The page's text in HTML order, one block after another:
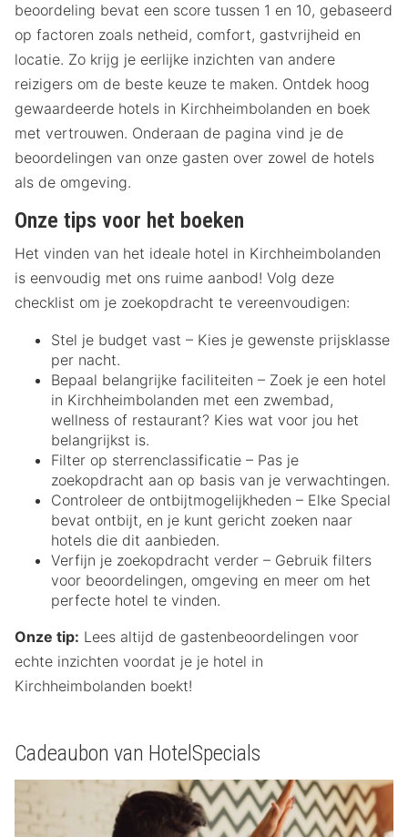
beoordeling bevat een score tussen 1 en 10, gebaseerd
op factoren zoals netheid, comfort, gastvrijheid en
locatie. Zo krijg je eerlijke inzichten van andere
reizigers om de beste keuze te maken. Ontdek hoog
gewaardeerde hotels in Kirchheimbolanden en boek
met vertrouwen. Onderaan de pagina vind je de
beoordelingen van onze gasten over zowel de hotels
als de omgeving.
Onze tips voor het boeken
Het vinden van het ideale hotel in Kirchheimbolanden
is eenvoudig met ons ruime aanbod! Volg deze
checklist om je zoekopdracht te vereenvoudigen:
Stel je budget vast – Kies je gewenste prijsklasse
per nacht.
Bepaal belangrijke faciliteiten – Zoek je een hotel
in Kirchheimbolanden met een zwembad,
wellness of restaurant? Kies wat voor jou het
belangrijkst is.
Filter op sterrenclassificatie – Pas je
zoekopdracht aan op basis van je verwachtingen.
Controleer de ontbijtmogelijkheden – Elke Special
bevat ontbijt, en je kunt gericht zoeken naar
hotels die dit aanbieden.
Verfijn je zoekopdracht verder – Gebruik filters
voor beoordelingen, omgeving en meer om het
perfecte hotel te vinden.
Onze tip: Lees altijd de gastenbeoordelingen voor
echte inzichten voordat je je hotel in
Kirchheimbolanden boekt!
Cadeaubon van HotelSpecials